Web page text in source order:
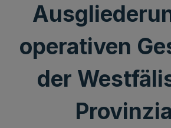
operativen
der